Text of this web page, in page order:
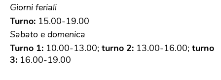
Giorni feriali
Turno: 15.00-19.00
Sabato e domenica
Turno 1: 10.00-13.00; turno 2: 13.00-16.00; turno
3: 16.00-19.00